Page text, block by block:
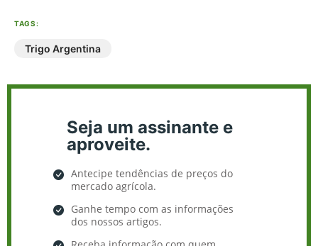
TAGS:
Trigo Argentina
Seja um assinante e
aproveite.
Antecipe tendências de preços do
mercado agrícola.
Ganhe tempo com as informações
dos nossos artigos.